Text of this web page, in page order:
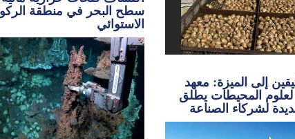
سطح البحر في منطقة
الاستوائي
إلى الميزة: معهد
المحيطات يطلق
لشركاء الصناعة